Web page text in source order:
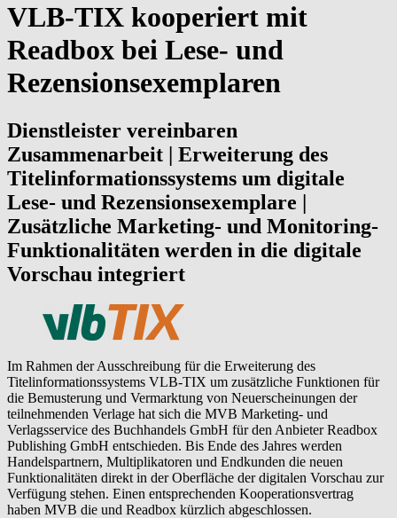
VLB-TIX kooperiert mit
Readbox bei Lese- und
Rezensionsexemplaren
Dienstleister vereinbaren
Zusammenarbeit | Erweiterung des
Titelinformationssystems um digitale
Lese- und Rezensionsexemplare |
Zusätzliche Marketing- und Monitoring-
Funktionalitäten werden in die digitale
Vorschau integriert
Im Rahmen der Ausschreibung für die Erweiterung des
Titelinformationssystems VLB-TIX um zusätzliche Funktionen für
die Bemusterung und Vermarktung von Neuerscheinungen der
teilnehmenden Verlage hat sich die MVB Marketing- und
Verlagsservice des Buchhandels GmbH für den Anbieter Readbox
Publishing GmbH entschieden. Bis Ende des Jahres werden
Handelspartnern, Multiplikatoren und Endkunden die neuen
Funktionalitäten direkt in der Oberfläche der digitalen Vorschau zur
Verfügung stehen. Einen entsprechenden Kooperationsvertrag
haben MVB die und Readbox kürzlich abgeschlossen.